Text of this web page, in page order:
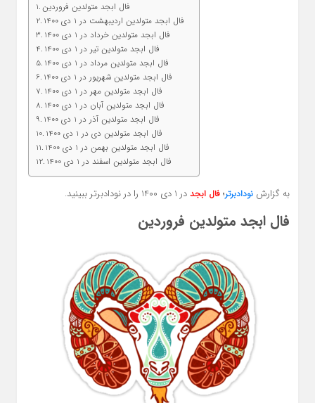
فال ابجد متولدین فروردین
فال ابجد متولدین اردیبهشت در 1 دی 1400
فال ابجد متولدین خرداد در 1 دی 1400
فال ابجد متولدین تیر در 1 دی 1400
فال ابجد متولدین مرداد در 1 دی 1400
فال ابجد متولدین شهریور در 1 دی 1400
فال ابجد متولدین مهر در 1 دی 1400
فال ابجد متولدین آبان در 1 دی 1400
فال ابجد متولدین آذر در 1 دی 1400
فال ابجد متولدین دی در 1 دی 1400
فال ابجد متولدین بهمن در 1 دی 1400
فال ابجد متولدین اسفند در 1 دی 1400
به گزارش نودادبرتر؛فال ابجددر 1 دی 1400 را در نودادبرتر ببینید.
فال ابجد متولدین فروردین